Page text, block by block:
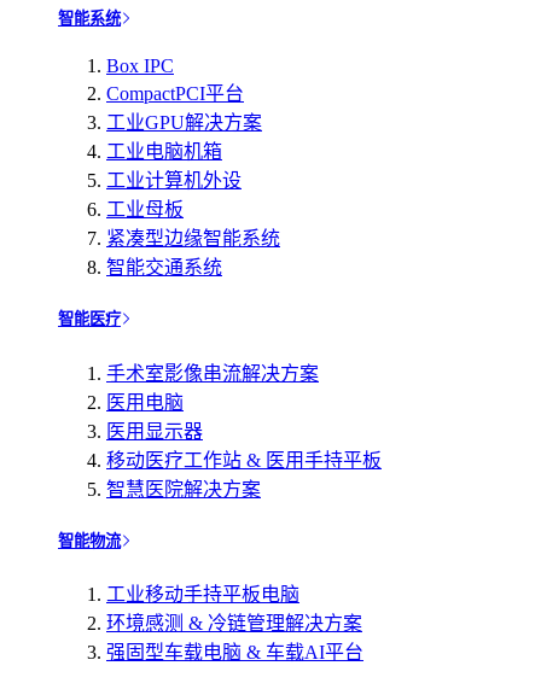
智能系统
Box IPC
CompactPCI平台
工业GPU解决方案
工业电脑机箱
工业计算机外设
工业母板
紧凑型边缘智能系统
智能交通系统
智能医疗
手术室影像串流解决方案
医用电脑
医用显示器
移动医疗工作站 & 医用手持平板
智慧医院解决方案
智能物流
工业移动手持平板电脑
环境感测 & 冷链管理解决方案
强固型车载电脑 & 车载AI平台